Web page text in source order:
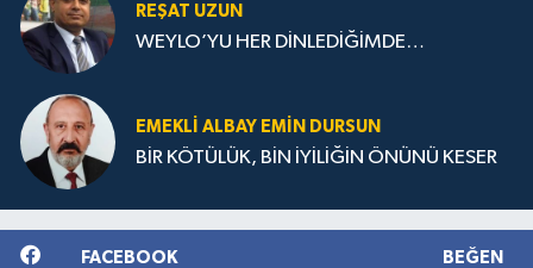
REŞAT UZUN
WEYLO’YU HER DİNLEDİĞİMDE…
EMEKLI ALBAY EMIN DURSUN
BİR KÖTÜLÜK, BİN İYİLİĞİN ÖNÜNÜ KESER
FACEBOOK BEĞEN